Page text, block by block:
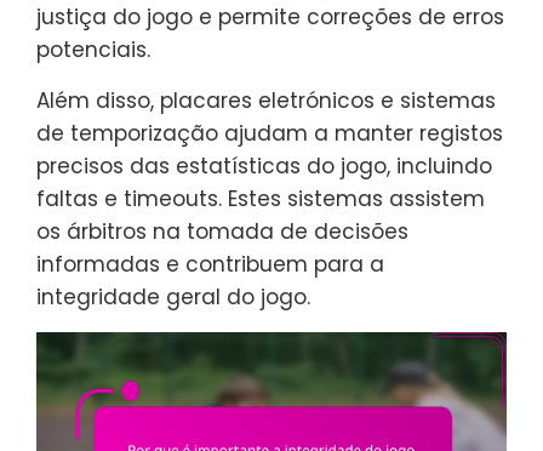
justiça do jogo e permite correções de erros
potenciais.
Além disso, placares eletrónicos e sistemas
de temporização ajudam a manter registos
precisos das estatísticas do jogo, incluindo
faltas e timeouts. Estes sistemas assistem
os árbitros na tomada de decisões
informadas e contribuem para a
integridade geral do jogo.